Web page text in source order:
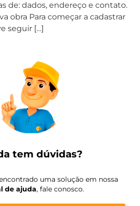
de: dados, endereço e contato.
obra Para começar a cadastrar
seguir […]
tem dúvidas?
uma solução em nossa
de ajuda, fale conosco.